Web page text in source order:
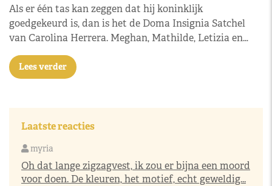
Als er één tas kan zeggen dat hij koninklijk
goedgekeurd is, dan is het de Doma Insignia Satchel
van Carolina Herrera. Meghan, Mathilde, Letizia en…
Lees verder
Laatste reacties
myria
Oh dat lange zigzagvest, ik zou er bijna een moord
voor doen. De kleuren, het motief, echt geweldig...